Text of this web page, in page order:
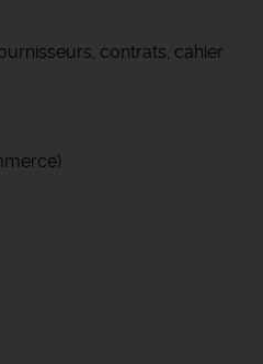
contrats, cahier